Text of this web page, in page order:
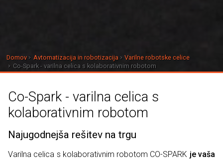
Domov Avtomatizacija in robotizacija
Varilne robotske celice
Co-Spark - varilna celica s kolaborativnim robotom
Co-Spark - varilna celica s
kolaborativnim robotom
Najugodnejša rešitev na trgu
Varilna celica s kolaborativnim robotom CO-SPARK je vaša